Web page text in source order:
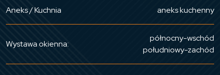
Aneks / Kuchnia aneks kuchenny
Wystawa okienna:
północny-wschód
południowy-zachód